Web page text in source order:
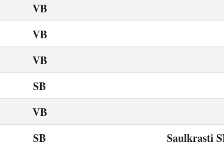
VB
VB
VB
SB
VB
SB Saulkrasti